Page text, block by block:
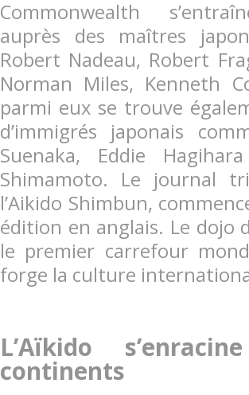
Commonwealth
auprès des maîtres
Robert Nadeau, Robert
Norman Miles, Kenneth
parmi eux se trouve
d’immigrés japonais
Suenaka, Eddie
Shimamoto. Le journal
l’Aikido Shimbun,
édition en anglais. Le dojo
le premier carrefour
forge la culture
L’Aïkido
continents